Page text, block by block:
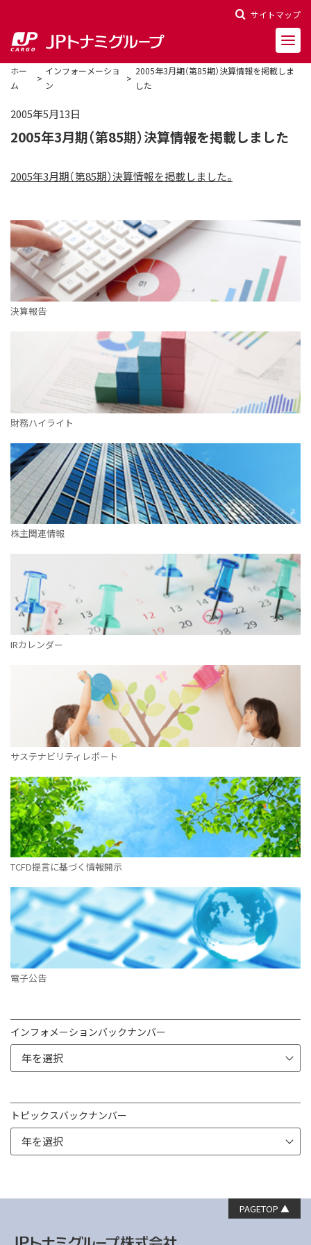
サイトマップ
会社概要
決算報告
株主関連情報
サステナビリティレポート
純粋持株会社
物流事業子会社
関連事業子会社
関連会社
ホー
ム
インフォーメーショ
ン
2005年3月期（第85期）決算情報を掲載しま
した
2005年5月13日
2005年3月期（第85期）決算情報を掲載しました
2005年3月期（第85期）決算情報を掲載しました。
決算報告
財務ハイライト
株主関連情報
IRカレンダー
サステナビリティレポート
TCFD提言に基づく情報開示
電子公告
インフォメーションバックナンバー
トピックスバックナンバー
PAGETOP ▲